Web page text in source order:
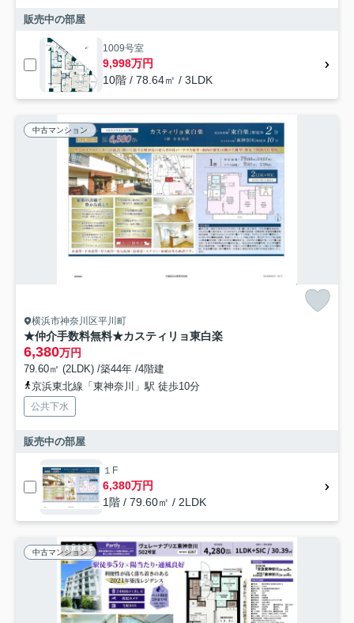
販売中の部屋
1009号室
9,998万円
10階 / 78.64㎡ / 3LDK
中古マンション
横浜市神奈川区平川町
★仲介手数料無料★カスティリョ東白楽
6,380万円
79.60㎡ (2LDK) /築44年 /4階建
京浜東北線「東神奈川」駅 徒歩10分
公共下水
販売中の部屋
１F
6,380万円
1階 / 79.60㎡ / 2LDK
中古マンション